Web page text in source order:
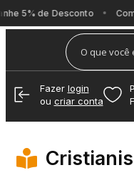
5% de Desconto
Fazer login
ou criar conta